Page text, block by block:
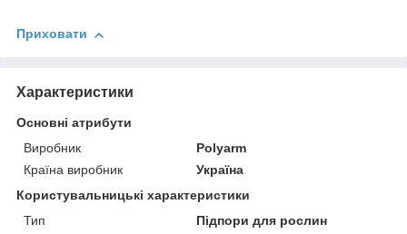
Приховати
Характеристики
Основні атрибути
Виробник
Polyarm
Країна виробник
Україна
Користувальницькі характеристики
Тип
Підпори для рослин